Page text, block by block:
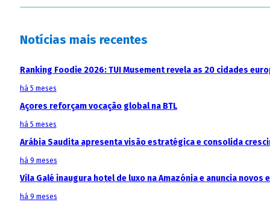
Notícias mais recentes
Ranking Foodie 2026: TUI Musement revela as 20 cidades
há 5 meses
Açores reforçam vocação global na BTL
há 5 meses
Arábia Saudita apresenta visão estratégica e consolida
há 9 meses
Vila Galé inaugura hotel de luxo na Amazónia e anuncia
há 9 meses